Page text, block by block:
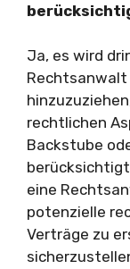
Ja, es wird
rechtlichen
Backstube
eine
potenzielle
Verträge zu